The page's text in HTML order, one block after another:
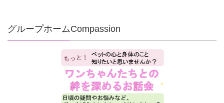
グループホームCompassion